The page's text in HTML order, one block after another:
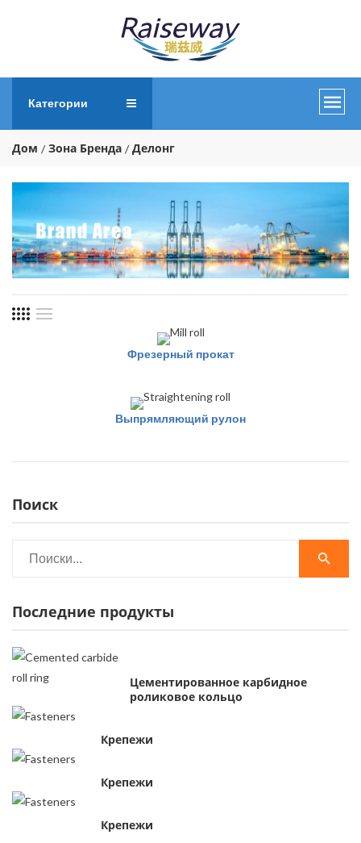
Категории
Дом Зона Бренда Делонг
Поиск
Последние продукты
Цементированное карбидное
роликовое кольцо
Крепежи
Крепежи
Крепежи
Фрезерный прокат
Выпрямляющий рулон